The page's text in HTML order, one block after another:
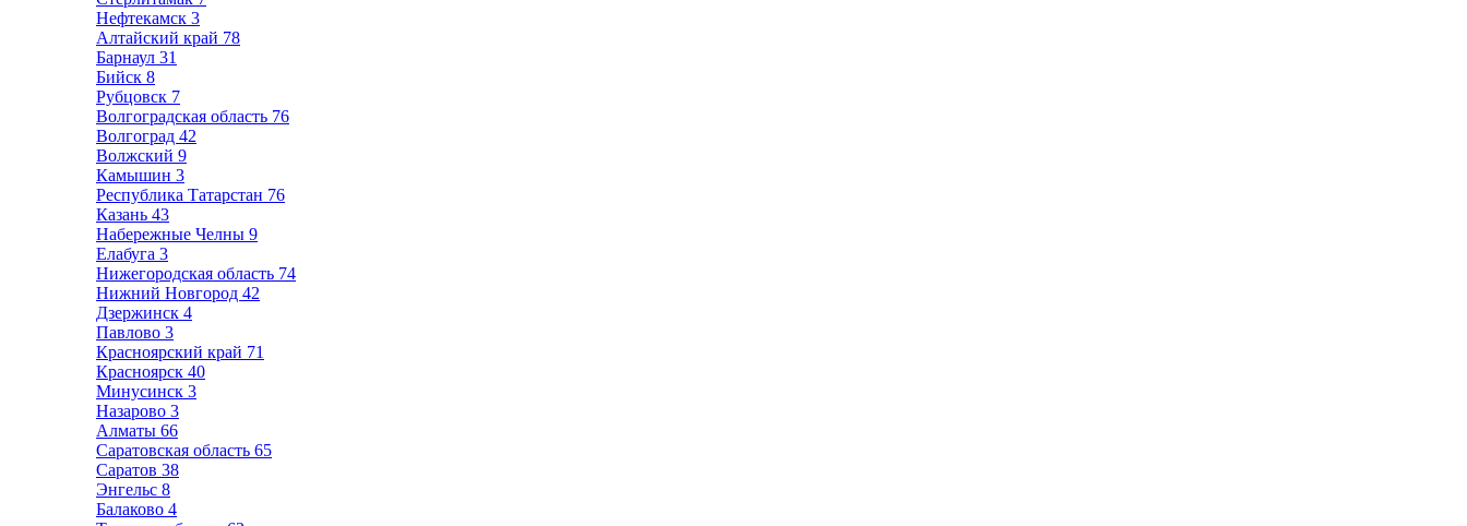
Нефтекамск 3
Алтайский край 78
Барнаул 31
Бийск 8
Рубцовск 7
Волгоградская область 76
Волгоград 42
Волжский 9
Камышин 3
Республика Татарстан 76
Казань 43
Набережные Челны 9
Елабуга 3
Нижегородская область 74
Нижний Новгород 42
Дзержинск 4
Павлово 3
Красноярский край 71
Красноярск 40
Минусинск 3
Назарово 3
Алматы 66
Саратовская область 65
Саратов 38
Энгельс 8
Балаково 4